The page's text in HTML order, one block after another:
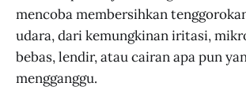
mencoba membersihkan
udara, dari kemungkinan iritasi,
bebas, lendir, atau cairan apa pun
mengganggu.